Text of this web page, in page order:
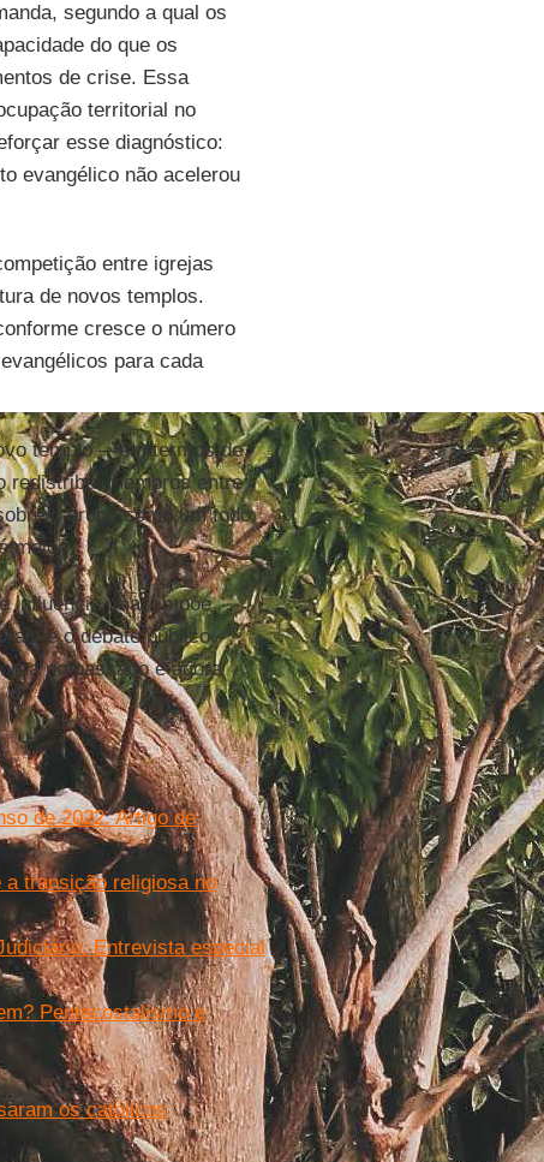
segundo a qual os
do que os
de crise. Essa
territorial no
esse diagnóstico:
evangélico não acelerou
entre igrejas
de novos templos.
cresce o número
para cada
templo —em termos de
redistribui membros entre
o grupo como um todo.
maior.
influência, mas impõe
e o debate público.
no passado e agora
de 2022. Artigo de
transição religiosa no
Entrevista especial
Pentecostalismo e
os católicos